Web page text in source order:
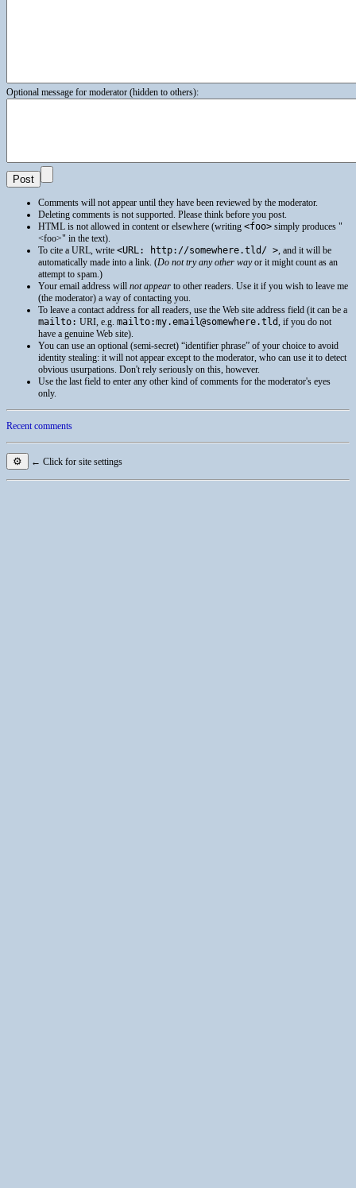
Optional message for moderator (hidden to others):
Comments will not appear until they have been reviewed by the moderator.
Deleting comments is not supported. Please think before you post.
HTML is not allowed in content or elsewhere (writing <foo> simply produces
<foo>
in the text).
To cite a URL, write <URL: http://somewhere.tld/ >, and it will be
automatically made into a link. (Do not try any other wayor it might count as an
attempt to spam.)
Your email address will not appear to other readers. Use it if you wish to leave me
(the moderator) a way of contacting you.
To leave a contact address for all readers, use the Web site address field (it can be a
mailto: URI, e.g. mailto:my.email@somewhere.tld, if you do not
have a genuine Web site).
You can use an optional (semi-secret) “identifier phrase” of your choice to avoid
identity stealing: it will not appear except to the moderator, who can use it to detect
obvious usurpations. Don't rely seriously on this, however.
Use the last field to enter any other kind of comments for the moderator's eyes
only.
Recent comments
⚙ ← Click for site settings